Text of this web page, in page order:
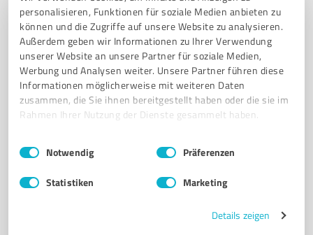
personalisieren, Funktionen für soziale Medien anbieten zu
können und die Zugriffe auf unsere Website zu analysieren.
Außerdem geben wir Informationen zu Ihrer Verwendung
unserer Website an unsere Partner für soziale Medien,
Werbung und Analysen weiter. Unsere Partner führen diese
Informationen möglicherweise mit weiteren Daten
zusammen, die Sie ihnen bereitgestellt haben oder die sie im
Rahmen Ihrer Nutzung der Dienste gesammelt haben.
Impressum Datenschutzbestimmungen
Einwilligungsauswahl
Notwendig Präferenzen
Statistiken Marketing
Details zeigen
GESCHENKGUTSCHEINE
Brückenstraße 5, 34212 Melsungen
info@alleda-kosmetik.de www.alleda-kosmetik.de/
4,90 / 5,00
7 Beauty